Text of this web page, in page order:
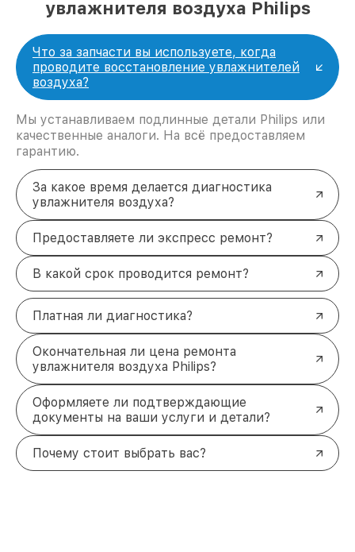
увлажнителя воздуха Philips
Что за запчасти вы используете, когда
проводите восстановление увлажнителей
воздуха?
Мы устанавливаем подлинные детали Philips или
качественные аналоги. На всё предоставляем
гарантию.
За какое время делается диагностика
увлажнителя воздуха?
Предоставляете ли экспресс ремонт?
В какой срок проводится ремонт?
Платная ли диагностика?
Окончательная ли цена ремонта
увлажнителя воздуха Philips?
Оформляете ли подтверждающие
документы на ваши услуги и детали?
Почему стоит выбрать вас?